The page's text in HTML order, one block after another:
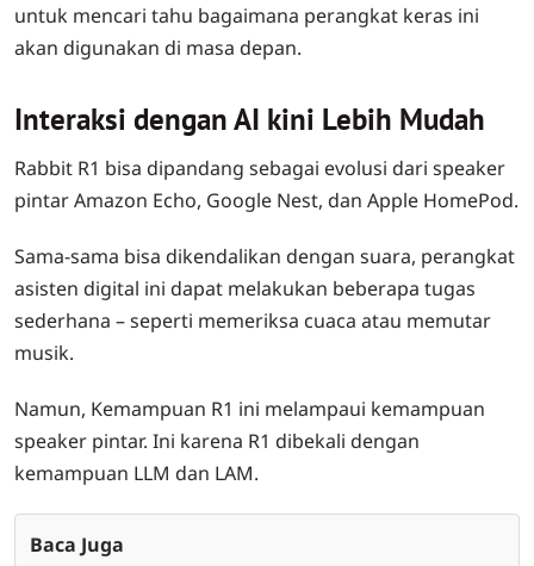
untuk mencari tahu bagaimana perangkat keras ini
akan digunakan di masa depan.
Interaksi dengan AI kini Lebih Mudah
Rabbit R1 bisa dipandang sebagai evolusi dari speaker
pintar Amazon Echo, Google Nest, dan Apple HomePod.
Sama-sama bisa dikendalikan dengan suara, perangkat
asisten digital ini dapat melakukan beberapa tugas
sederhana – seperti memeriksa cuaca atau memutar
musik.
Namun, Kemampuan R1 ini melampaui kemampuan
speaker pintar. Ini karena R1 dibekali dengan
kemampuan LLM dan LAM.
Baca Juga